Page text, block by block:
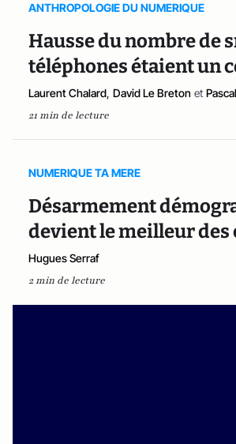
ANTHROPOLOGIE DU NUMERIQUE
Hausse du nombre de
téléphones étaient un
Laurent Chalard, David Le Breton et
21 min de lecture
NUMERIQUE TA MERE
Désarmement
devient le meilleur
Hugues Serraf
2 min de lecture